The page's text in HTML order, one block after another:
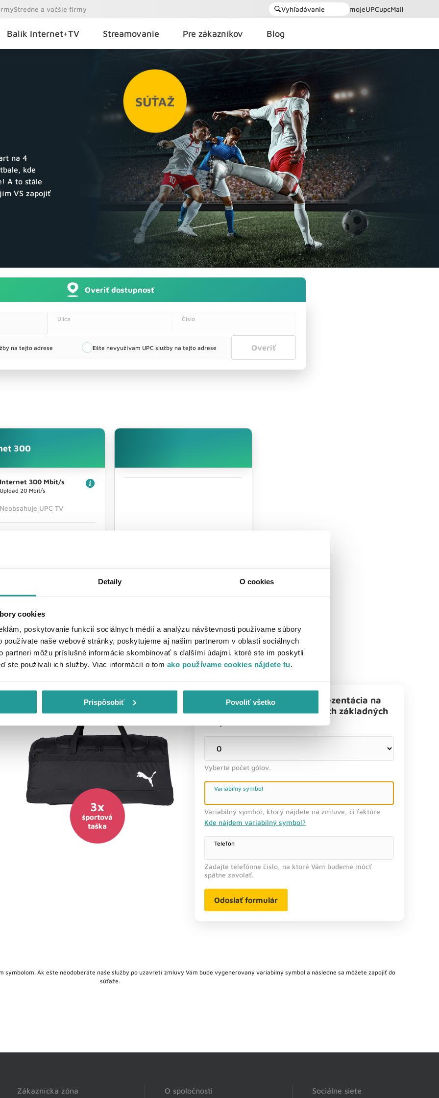
Detaily O cookies
cookies
poskytovanie funkcií sociálnych médií a analýzu návštevnosti používame súbory
používate naše webové stránky, poskytujeme aj našim partnerom v oblasti sociálnych
partneri môžu príslušné informácie skombinovať s ďalšími údajmi, ktoré ste im poskytli
ste používali ich služby. Viac informácií o tom ako používame cookies nájdete tu.
Prispôsobiť Povoliť všetko
Stredné a vačšie firmy Vyhľadávanie mojeUPCupcMail
Balík Internet+TV Streamovanie Pre zákazníkov Blog
na 4
kde
A to stále
VS zapojiť
Overiť dostupnosť
Ulica Čislo
na tejto adrese Ešte nevyužívam UPC služby na tejto adrese Overiť
300
Internet 300 Mbit/s
Upload 20 Mbit/s
Neobsahuje UPC TV
Mám záujem
Podmienky ponuky
Koľko gólov strelí naša reprezentácia na
turnaji EURO 2024 v zápasoch základných
Vyberte počet gólov.
Variabilný symbol
Variabilný symbol, ktorý nájdete na zmluve, či faktúre
Kde nájdem variabilný symbol?
Telefón
Zadajte telefónne číslo, na ktoré Vám budeme môcť
spätne zavolať.
Odoslať formulár
Ak ešte neodoberáte naše služby po uzavretí zmluvy Vám bude vygenerovaný variabilný symbol a následne sa môžete zapojiť do
súťaže.
Zákaznícka zóna O spoločnosti Sociálne siete